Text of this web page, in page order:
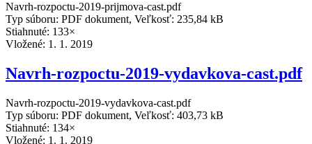
Navrh-rozpoctu-2019-prijmova-cast.pdf
Typ súboru: PDF dokument, Veľkosť: 235,84 kB
Stiahnuté: 133×
Vložené: 1. 1. 2019
Navrh-rozpoctu-2019-vydavkova-cast.pdf
Navrh-rozpoctu-2019-vydavkova-cast.pdf
Typ súboru: PDF dokument, Veľkosť: 403,73 kB
Stiahnuté: 134×
Vložené: 1. 1. 2019